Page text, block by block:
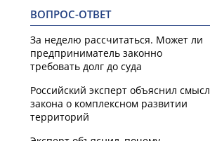
ВОПРОС-ОТВЕТ
За неделю рассчитаться. Может ли
предприниматель законно
требовать долг до суда
Российский эксперт объяснил смысл
закона о комплексном развитии
территорий